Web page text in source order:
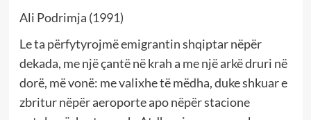
Ali Podrimja (1991)
Le ta përfytyrojmë emigrantin shqiptar nëpër
dekada, me një çantë në krah a me një arkë druri në
dorë, më vonë: me valixhe të mëdha, duke shkuar e
zbritur nëpër aeroporte apo nëpër stacione